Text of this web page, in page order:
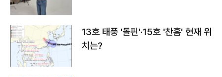
13호 태풍 '돌핀'·15호 '찬홈' 현재 위
치는?